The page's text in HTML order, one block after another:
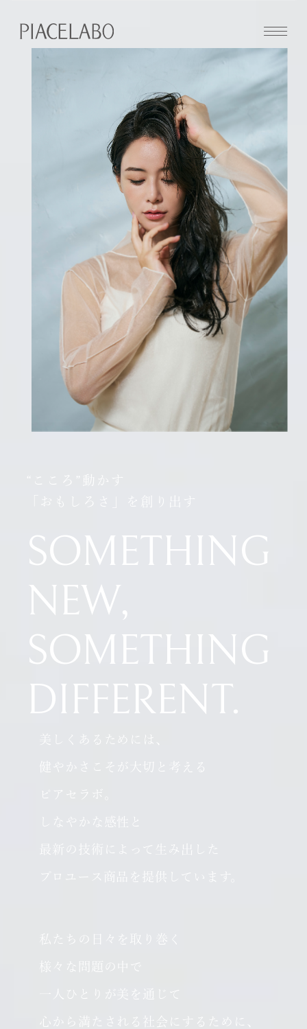
“こころ”動かす
「おもしろさ」を創り出す
SOMETHING
NEW,
SOMETHING
DIFFERENT.
美しくあるためには、
健やかさこそが大切と考える
ピアセラボ。
しなやかな感性と
最新の技術によって生み出した
プロユース商品を提供しています。
私たちの日々を取り巻く
様々な問題の中で
一人ひとりが美を通じて
心から満たされる社会にするために、